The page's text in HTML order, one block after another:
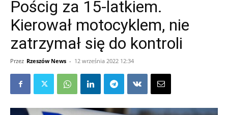
Pościg za 15-latkiem.
Kierował motocyklem, nie
zatrzymał się do kontroli
Przez Rzeszów News - 12 września 2022 12:34